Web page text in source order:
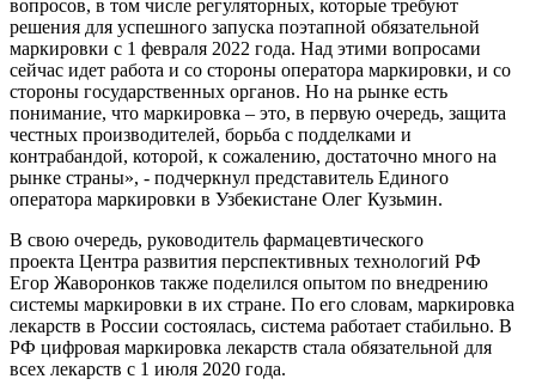
вопросов, в том числе регуляторных, которые требуют
решения для успешного запуска поэтапной обязательной
маркировки с 1 февраля 2022 года. Над этими вопросами
сейчас идет работа и со стороны оператора маркировки, и со
стороны государственных органов. Но на рынке есть
понимание, что маркировка – это, в первую очередь, защита
честных производителей, борьба с подделками и
контрабандой, которой, к сожалению, достаточно много на
рынке страны», - подчеркнул представитель Единого
оператора маркировки в Узбекистане Олег Кузьмин.
В свою очередь, руководитель фармацевтического
проекта Центра развития перспективных технологий РФ
Егор Жаворонков также поделился опытом по внедрению
системы маркировки в их стране. По его словам, маркировка
лекарств в России состоялась, система работает стабильно. В
РФ цифровая маркировка лекарств стала обязательной для
всех лекарств с 1 июля 2020 года.